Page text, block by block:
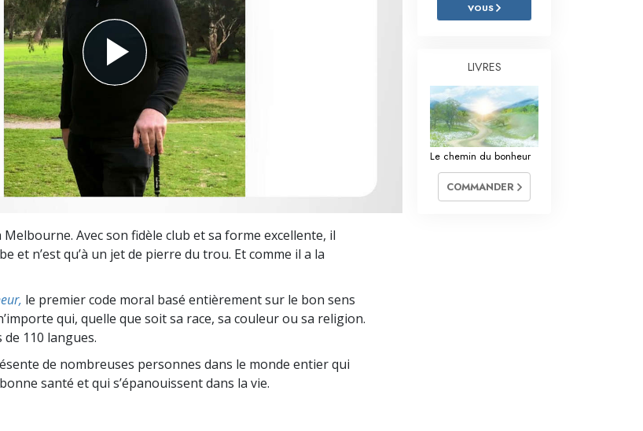
L’échelle des tons émotionnels
Des outils pour le monde du travail
L’éthique et les conditions
La raison de l’oppression
Les investigations
La technologie de l’étude
Avec son fidèle club et sa forme excellente, il
et n’est qu’à un jet de pierre du trou. Et comme il a la
le premier code moral basé entièrement sur le bon sens
qui, quelle que soit sa race, sa couleur ou sa religion.
110 langues.
de nombreuses personnes dans le monde entier qui
santé et qui s’épanouissent dans la vie.
VOUS
LIVRES
Le chemin du bonheur
COMMANDER